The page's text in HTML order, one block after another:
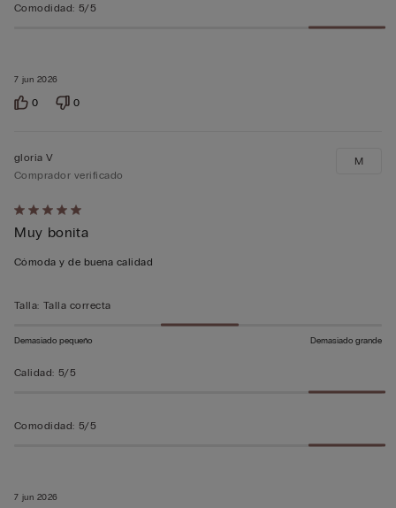
7 jun 2026
Comodidad: 5/5
0 0
Calificación
de
5
5
7 jun 2026
gloria V
Comprador verificado
Muy bonita
Cómoda y de buena calidad
M
Talla: Talla correcta
Demasiado pequeño Demasiado grande
Calidad: 5/5
Comodidad: 5/5